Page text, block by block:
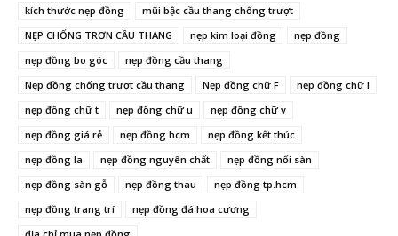
kích thước nẹp đồng
mũi bậc cầu thang chống trượt
NẸP CHỐNG TRƠN CẦU THANG
nẹp kim loại đồng
nẹp đồng
nẹp đồng bo góc
nẹp đồng cầu thang
Nẹp đồng chống trượt cầu thang
Nẹp đồng chữ F
nẹp đồng chữ l
nẹp đồng chữ t
nẹp đồng chữ u
nẹp đồng chữ v
nẹp đồng giá rẻ
nẹp đồng hcm
nẹp đồng kết thúc
nẹp đồng la
nẹp đồng nguyên chất
nẹp đồng nối sàn
nẹp đồng sàn gỗ
nẹp đồng thau
nẹp đồng tp.hcm
nẹp đồng trang trí
nẹp đồng đá hoa cương